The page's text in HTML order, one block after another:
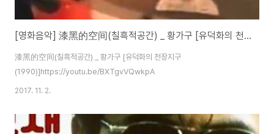
[영화음악] 漆黑的空间(칠흑적공간) _ 황가구 [유덕화의 천장지구(1990)]
漆黑的空间(칠흑적공간) _ 황가구 [유덕화의 천장지구
(1990)]https://youtu.be/BXTgvVQwkpA
2017. 11. 2.